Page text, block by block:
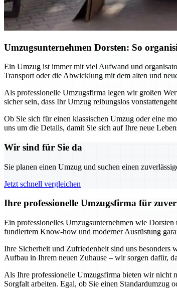
Umzugsunternehmen Dorsten: So
Ein Umzug ist immer mit viel Aufwand und
Transport oder die Abwicklung mit dem alten und
Als professionelle Umzugsfirma legen wir großen
sicher sein, dass Ihr Umzug reibungslos
Ob Sie sich für einen klassischen Umzug oder eine
uns um die Details, damit Sie sich auf Ihre neue
Wir sind für Sie da
Sie planen einen Umzug und suchen einen
Jetzt schnell vergleichen
Ihre professionelle Umzugsfirma für
Ein professionelles Umzugsunternehmen wie
fundiertem Know-how und moderner Ausrüstung
Ihre Sicherheit und Zufriedenheit sind uns
Aufbau in Ihrem neuen Zuhause – wir sorgen dafür,
Als Ihre professionelle Umzugsfirma bieten wir nicht
Sorgfalt arbeiten. Egal, ob Sie einen Standardumzug